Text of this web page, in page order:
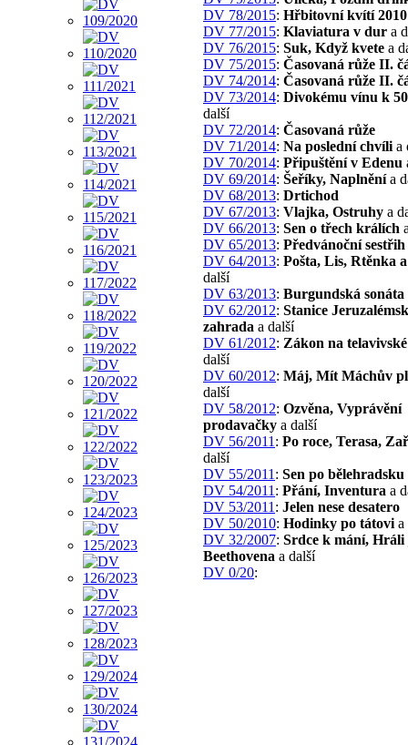
DV 78/2015: Hřbitovní kvítí 2010
DV 77/2015: Klaviatura v dur a
DV 76/2015: Suk, Když kvete a
DV 75/2015: Časovaná růže II.
DV 74/2014: Časovaná růže II.
DV 73/2014: Divokému vínu k
další
DV 72/2014: Časovaná růže
DV 71/2014: Na poslední chvíli a
DV 70/2014: Připuštění v Edenu
DV 69/2014: Šeříky, Naplněnía
DV 68/2013: Drtichod
DV 67/2013: Vlajka, Ostruhy a
DV 66/2013: Sen o třech králích
DV 65/2013: Předvánoční sestřih
DV 64/2013: Pošta, Lis, Rtěnka
další
DV 63/2013: Burgundská sonáta
DV 62/2012: Stanice
zahrada a další
DV 61/2012: Zákon na
další
DV 60/2012: Máj, Mít Máchův
další
DV 58/2012: Ozvěna, Vyprávění
prodavačky a další
DV 56/2011 : Po roce, Terasa,
další
DV 55/2011 : Sen po bělehradsku
DV 54/2011 : Přání, Inventura a
DV 53/2011 : Jelen nese desatero
DV 50/2010: Hodinky po tátovi a
DV 32/2007: Srdce k mání, Hráli
Beethovena a další
DV 0/20: